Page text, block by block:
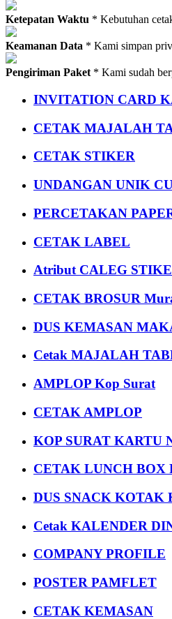
Ketepatan Waktu * Kebutuhan
Keamanan Data * Kami simpan
Pengiriman Paket * Kami sudah
INVITATION CARD
CETAK MAJALAH
CETAK STIKER
UNDANGAN UNIK
PERCETAKAN
CETAK LABEL
Atribut CALEG
CETAK BROSUR
DUS KEMASAN
Cetak MAJALAH
AMPLOP Kop Surat
CETAK AMPLOP
KOP SURAT KARTU
CETAK LUNCH BOX
DUS SNACK KOTAK
Cetak KALENDER
COMPANY PROFILE
POSTER PAMFLET
CETAK KEMASAN